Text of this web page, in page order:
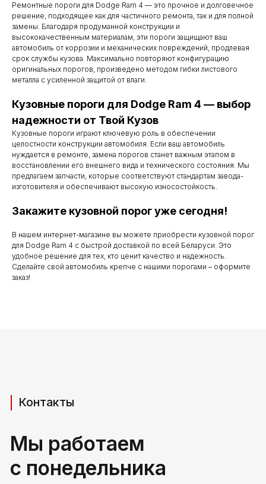
Ремонтные пороги для Dodge Ram 4 — это прочное и долговечное
решение, подходящее как для частичного ремонта, так и для полной
замены. Благодаря продуманной конструкции и
высококачественным материалам, эти пороги защищают ваш
автомобиль от коррозии и механических повреждений, продлевая
срок службы кузова. Максимально повторяют конфигурацию
оригинальных порогов, произведено методом гибки листового
металла с усиленной защитой от влаги.
Кузовные пороги для Dodge Ram 4 — выбор
надежности от Твой Кузов
Кузовные пороги играют ключевую роль в обеспечении
целостности конструкции автомобиля. Если ваш автомобиль
нуждается в ремонте, замена порогов станет важным этапом в
восстановлении его внешнего вида и технического состояния. Мы
предлагаем запчасти, которые соответствуют стандартам завода-
изготовителя и обеспечивают высокую износостойкость.
Закажите кузовной порог уже сегодня!
В нашем интернет-магазине вы можете приобрести кузовной порог
для Dodge Ram 4 с быстрой доставкой по всей Беларуси. Это
удобное решение для тех, кто ценит качество и надежность.
Сделайте свой автомобиль крепче с нашими порогами – оформите
заказ!
Контакты
Телефоны для связи
+37529 231 88 27
Адрес производства (самовывоз)
г. Береза, ул Свердлова 165ж
Мы работаем
с понедельника
по субботу с 9.00
до 20.00